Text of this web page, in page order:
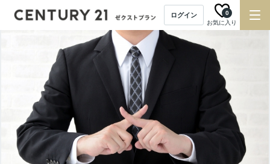
ログイン
お気に入り
0